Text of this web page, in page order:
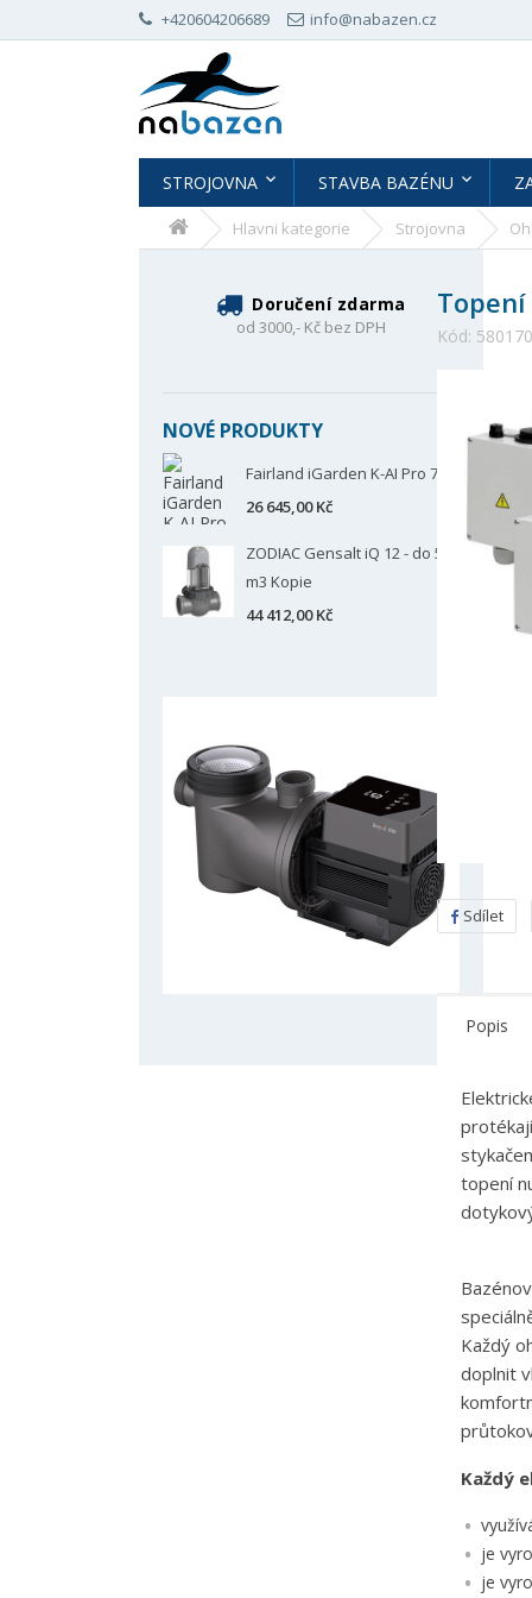
+420604206689 info@nabazen.cz
STROJOVNA STAVBA BAZÉNU
Hlavni kategorie Strojovna
Doručení zdarma
od 3000,- Kč bez DPH
NOVÉ PRODUKTY
Fairland iGarden K-AI Pro 70
26 645,00 Kč
ZODIAC Gensalt iQ 12 - do 50
m3 Kopie
44 412,00 Kč
Topení
Kód:
Sdílet
Popis
topení
Každý
doplnit
Každý
je
je